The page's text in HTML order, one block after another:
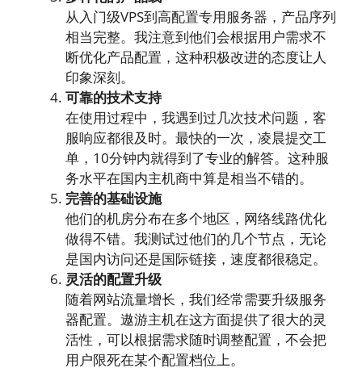
从入门级VPS到高配置专用服务器，产品序列
相当完整。我注意到他们会根据用户需求不
断优化产品配置，这种积极改进的态度让人
印象深刻。
可靠的技术支持
在使用过程中，我遇到过几次技术问题，客
服响应都很及时。最快的一次，凌晨提交工
单，10分钟内就得到了专业的解答。这种服
务水平在国内主机商中算是相当不错的。
完善的基础设施
他们的机房分布在多个地区，网络线路优化
做得不错。我测试过他们的几个节点，无论
是国内访问还是国际链接，速度都很稳定。
灵活的配置升级
随着网站流量增长，我们经常需要升级服务
器配置。遨游主机在这方面提供了很大的灵
活性，可以根据需求随时调整配置，不会把
用户限死在某个配置档位上。